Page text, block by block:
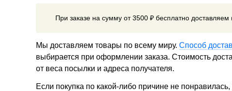
При заказе на сумму от 3500 ₽ бесплатно доставляем
Мы доставляем товары по всему миру. Способ
выбирается при оформлении заказа. Стоимость
от веса посылки и адреса получателя.
Если покупка по какой-либо причине не